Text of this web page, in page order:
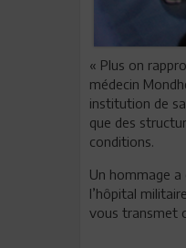
« Plus on
médecin
institution de
que des
conditions.
Un hommage a
l’hôpital
vous transmet